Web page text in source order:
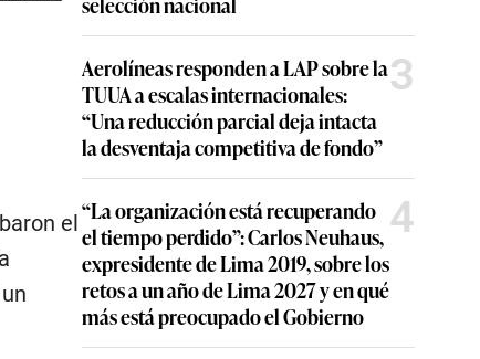
el
Aerolíneas responden a LAP sobre la
TUUA a escalas internacionales:
“Una reducción parcial deja intacta
la desventaja competitiva de fondo”
3
“La organización está recuperando
el tiempo perdido”: Carlos Neuhaus,
expresidente de Lima 2019, sobre los
retos a un año de Lima 2027 y en qué
más está preocupado el Gobierno
4